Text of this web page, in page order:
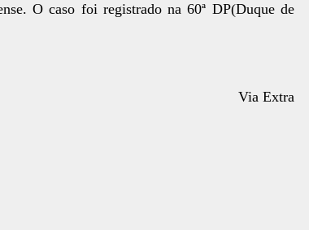
O caso foi registrado na 60ª DP(Duque de
Via Extra